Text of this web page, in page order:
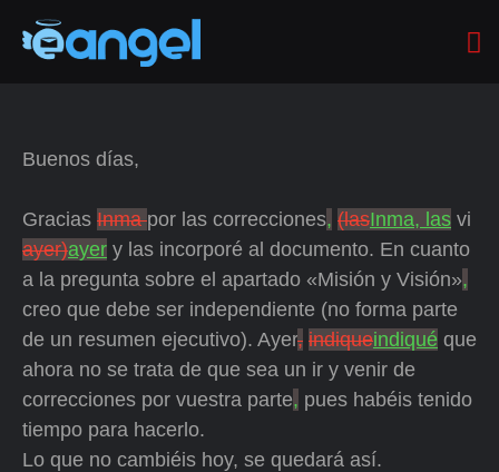
Buenos días,
Gracias Inmapor las correcciones, (lasInma, las vi
ayer)ayer y las incorporé al documento. En cuanto
a la pregunta sobre el apartado «Misión y Visión»,
creo que debe ser independiente (no forma parte
de un resumen ejecutivo). Ayer, indiqueindiqué que
ahora no se trata de que sea un ir y venir de
correcciones por vuestra parte, pues habéis tenido
tiempo para hacerlo.
Lo que no cambiéis hoy, se quedará así.